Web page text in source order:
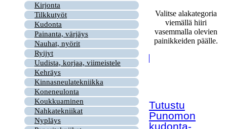
Kirjonta
Tilkkutyöt
Kudonta
Painanta, värjäys
Nauhat, nyörit
Ryijyt
Uudista, korjaa, viimeistele
Kehräys
Kinnasneulatekniikka
Koneneulonta
Koukkuaminen
Nahkatekniikat
Nypläys
Valitse alakategoria
viemällä hiiri
vasemmalla olevien
painikkeiden päälle.
Tutustu
Punomon
kudonta-